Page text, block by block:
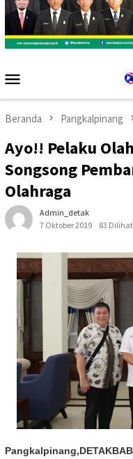
Mobile
Beranda Pangkalpinang
Ayo!! Pelaku
Songsong
Olahraga
Admin_detak
7 Oktober 2019
83 Dilihat